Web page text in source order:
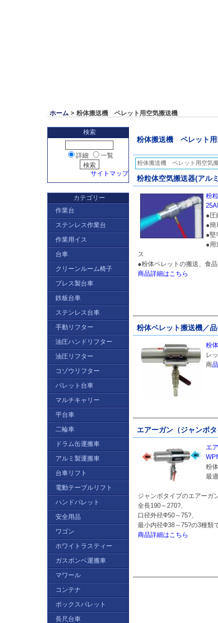
ホーム > 粉体搬送機 ペレット用空気搬送機
粉体搬送機 ペレット用
粉体搬送機 ペレット用空気
粉粒体空気搬送器(アル
粉
●圧
●簡
●堅
●用
ス
●粉体ペレットの搬送、食
商品詳細はこちら
粉体ペレット搬送機／
粉
レ
商
エアーガン（ジャンボ
エ
粉
最
ジャンボタイプのエアーガ
全長190～270?、
口径外径Ф50～75?、
最小内径Ф38～75?の3種類
商品詳細はこちら
検索
詳細 一覧
サイトマップ
カテゴリー
作業台
ステンレス作業台
作業用イス
台車
クリーンルーム椅子
プレス製台車
鉄板台車
ステンレス台車
手動リフター
油圧ハンドリフター
油圧リフター
コゾウリフター
パレット台車
マルチキャリー
平台車
二輪車
ドラム缶運搬車
アルミ製運搬車
台車リフト
電動テーブルリフト
ハンドパレット
安全用品
ワゴン
ホワイトラスティー
ガスボンベ運搬車
マワール
コンテナ
ボックスパレット
長尺台車